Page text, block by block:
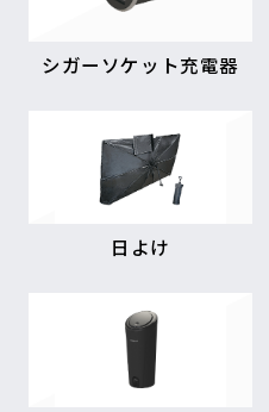
シガーソケット充電器
日よけ